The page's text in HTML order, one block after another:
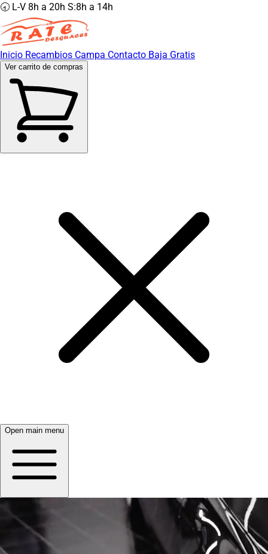
🕣 L-V 8h a 20h S:8h a 14h
Inicio Recambios Campa Contacto Baja Gratis
Ver carrito de compras
Open main menu